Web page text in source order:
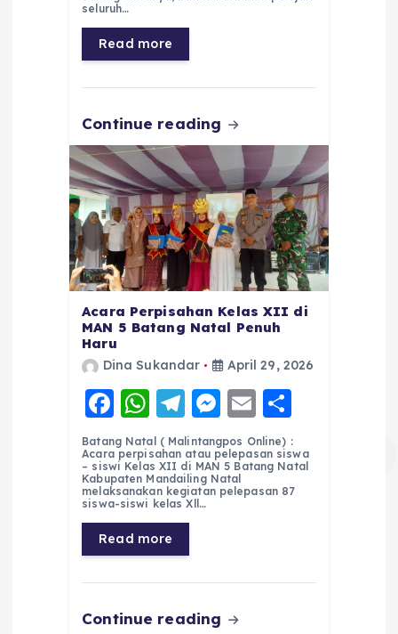
b
o
o
k
A
p
p
r
a
m
n
seluruh…
Read more
Continue reading
Acara Perpisahan Kelas XII di
MAN 5 Batang Natal Penuh
Haru
Dina Sukandar April 29, 2026
F
a
c
e
b
o
o
k
W
h
a
ts
A
p
p
T
el
e
g
r
a
m
M
e
ss
e
er
E
m
ai
l
h
a
re
Batang Natal ( Malintangpos Online) :
Acara perpisahan atau pelepasan siswa
– siswi Kelas XII di MAN 5 Batang Natal
Kabupaten Mandailing Natal
melaksanakan kegiatan pelepasan 87
siswa-siswi kelas Xll…
Read more
Continue reading